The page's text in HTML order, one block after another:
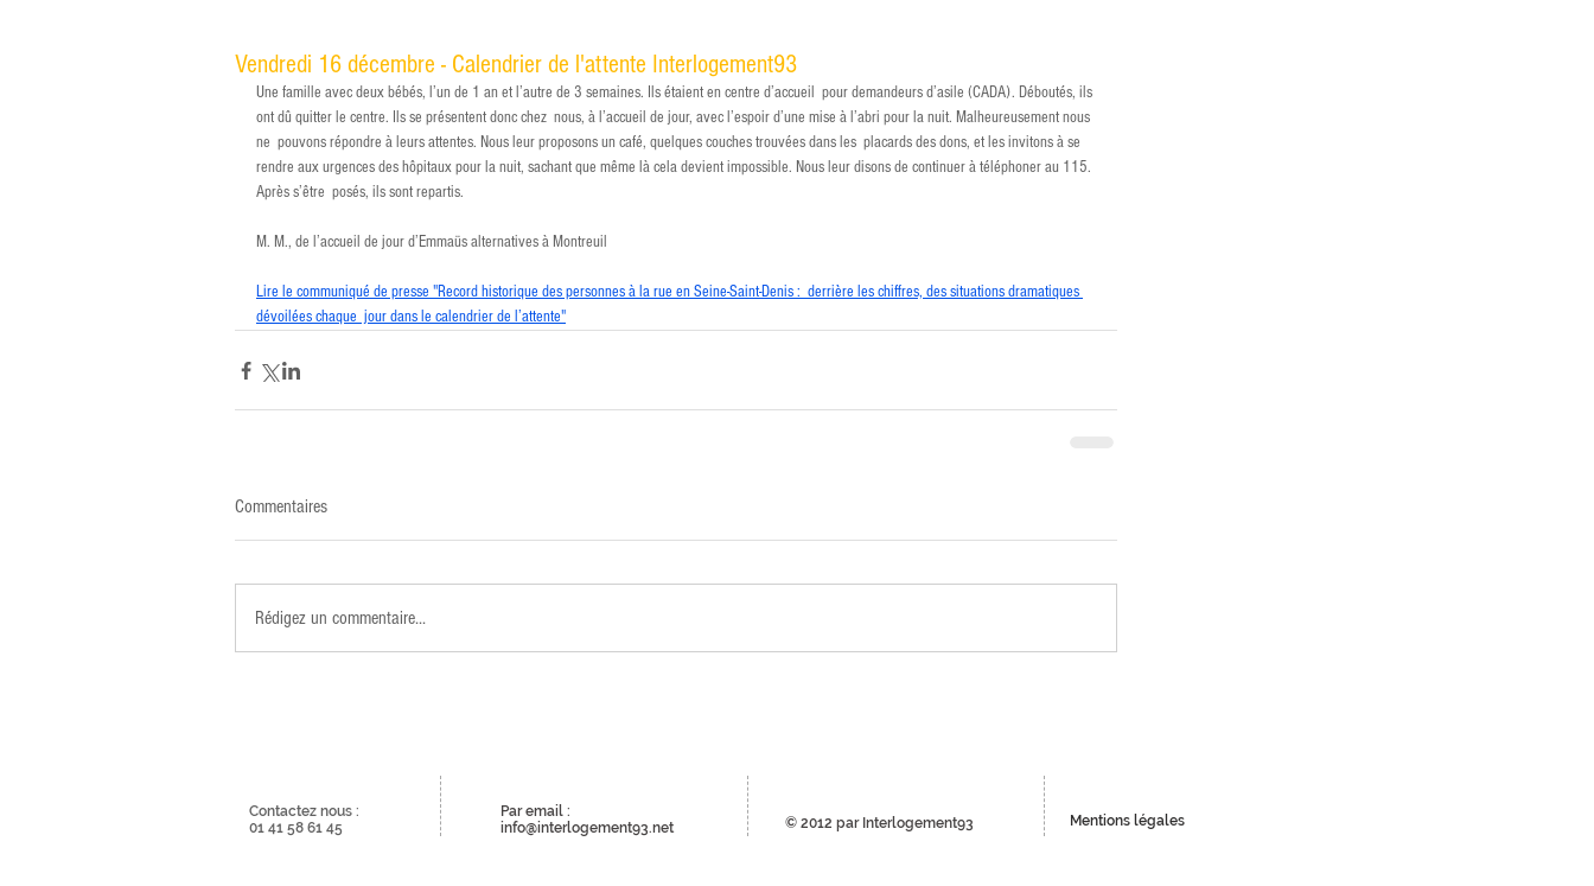
Vendredi 16 décembre - Calendrier de l'attente Interlogement93
Une famille avec deux bébés, l’un de 1 an et l’autre de 3 semaines. Ils étaient en centre d’accueil  pour demandeurs d’asile (CADA). Déboutés, ils
ont dû quitter le centre. Ils se présentent donc chez  nous, à l’accueil de jour, avec l’espoir d’une mise à l’abri pour la nuit. Malheureusement nous
ne  pouvons répondre à leurs attentes. Nous leur proposons un café, quelques couches trouvées dans les  placards des dons, et les invitons à se
rendre aux urgences des hôpitaux pour la nuit, sachant que même là cela devient impossible. Nous leur disons de continuer à téléphoner au 115.
Après s’être  posés, ils sont repartis.
M. M., de l’accueil de jour d’Emmaüs alternatives à Montreuil
Lire le communiqué de presse "Record historique des personnes à la rue en Seine-Saint-Denis :  derrière les chiffres, des situations dramatiques
dévoilées chaque  jour dans le calendrier de l’attente"
Commentaires
Rédigez un commentaire...
Contactez nous :
01 41 58 61 45
Par email :
info@interlogement93.net
© 2012 par Interlogement93 Mentions légales